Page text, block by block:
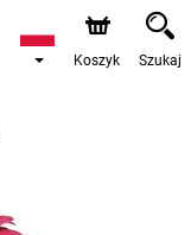
Koszyk Szukaj